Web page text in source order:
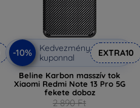
-10%
Kedvezmény
kuponnal
EXTRA10
Beline Karbon masszív tok
Xiaomi Redmi Note 13 Pro 5G
fekete doboz
2 890 Ft